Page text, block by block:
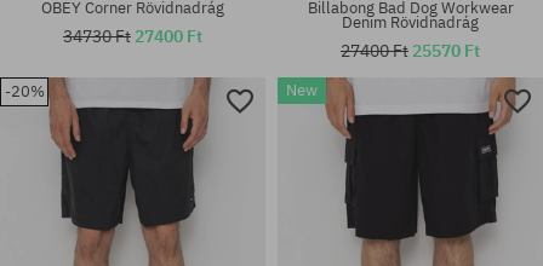
Elérhető méretek:
Elérhető méretek:
OBEY Corner Rövidnadrág
34730 Ft 27400 Ft
Billabong Bad Dog Workwear
Denim Rövidnadrág
27400 Ft 25570 Ft
-20% New